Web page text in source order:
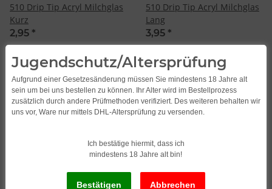
510 Drip Tip Acryl Milchglas
Kurz
2,95 *
Alter Preis:4,95
510 Drip Tip Acryl Milchglas
Lang
3,95 *
Alter Preis:4,95
Jugendschutz/Altersprüfung
Aufgrund einer Gesetzesänderung müssen Sie mindestens 18 Jahre alt
sein um bei uns bestellen zu können. Ihr Alter wird im Bestellprozess
zusätzlich durch andere Prüfmethoden verifiziert. Des weiteren behalten wir
uns vor, Ware nur mittels DHL-Altersprüfung zu versenden.
Ich bestätige hiermit, dass ich
mindestens 18 Jahre alt bin!